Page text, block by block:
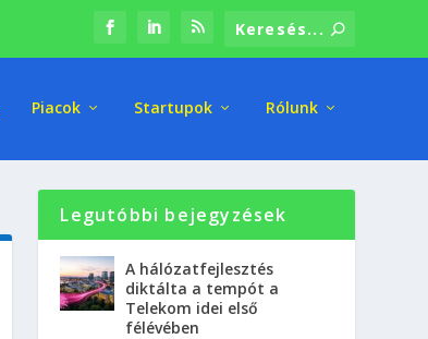
Piacok Startupok Rólunk
Legutóbbi bejegyzések
A hálózatfejlesztés
diktálta a tempót a
Telekom idei első
félévében